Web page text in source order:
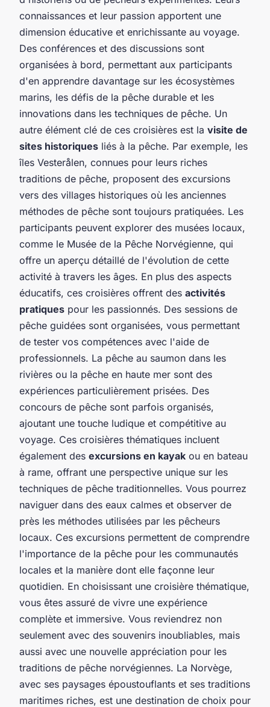
connaissances et leur passion apportent une
dimension éducative et enrichissante au voyage.
Des conférences et des discussions sont
organisées à bord, permettant aux participants
d'en apprendre davantage sur les écosystèmes
marins, les défis de la pêche durable et les
innovations dans les techniques de pêche. Un
autre élément clé de ces croisières est la visite de
sites historiques liés à la pêche. Par exemple, les
îles Vesterålen, connues pour leurs riches
traditions de pêche, proposent des excursions
vers des villages historiques où les anciennes
méthodes de pêche sont toujours pratiquées. Les
participants peuvent explorer des musées locaux,
comme le Musée de la Pêche Norvégienne, qui
offre un aperçu détaillé de l'évolution de cette
activité à travers les âges. En plus des aspects
éducatifs, ces croisières offrent des activités
pratiques pour les passionnés. Des sessions de
pêche guidées sont organisées, vous permettant
de tester vos compétences avec l'aide de
professionnels. La pêche au saumon dans les
rivières ou la pêche en haute mer sont des
expériences particulièrement prisées. Des
concours de pêche sont parfois organisés,
ajoutant une touche ludique et compétitive au
voyage. Ces croisières thématiques incluent
également des excursions en kayak ou en bateau
à rame, offrant une perspective unique sur les
techniques de pêche traditionnelles. Vous pourrez
naviguer dans des eaux calmes et observer de
près les méthodes utilisées par les pêcheurs
locaux. Ces excursions permettent de comprendre
l'importance de la pêche pour les communautés
locales et la manière dont elle façonne leur
quotidien. En choisissant une croisière thématique,
vous êtes assuré de vivre une expérience
complète et immersive. Vous reviendrez non
seulement avec des souvenirs inoubliables, mais
aussi avec une nouvelle appréciation pour les
traditions de pêche norvégiennes. La Norvège,
avec ses paysages époustouflants et ses traditions
maritimes riches, est une destination de choix pour